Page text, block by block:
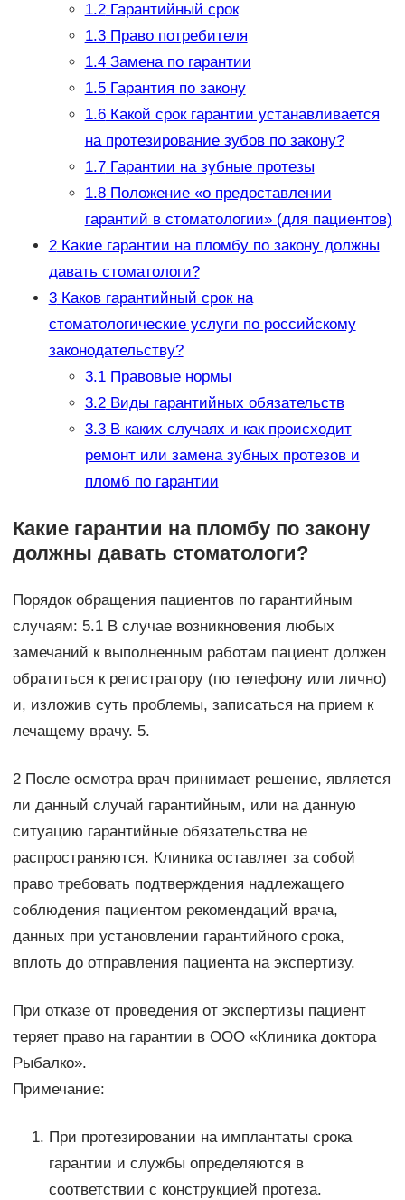
1.2Гарантийный срок
1.3Право потребителя
1.4Замена по гарантии
1.5Гарантия по закону
1.6Какой срок гарантии устанавливается
на протезирование зубов по закону?
1.7Гарантии на зубные протезы
1.8Положение «о предоставлении
гарантий в стоматологии» (для пациентов)
2Какие гарантии на пломбу по закону должны
давать стоматологи?
3Каков гарантийный срок на
стоматологические услуги по российскому
законодательству?
3.1Правовые нормы
3.2Виды гарантийных обязательств
3.3В каких случаях и как происходит
ремонт или замена зубных протезов и
пломб по гарантии
Какие гарантии на пломбу по закону
должны давать стоматологи?
Порядок обращения пациентов по гарантийным
случаям: 5.1 В случае возникновения любых
замечаний к выполненным работам пациент должен
обратиться к регистратору (по телефону или лично)
и, изложив суть проблемы, записаться на прием к
лечащему врачу. 5.
2 После осмотра врач принимает решение, является
ли данный случай гарантийным, или на данную
ситуацию гарантийные обязательства не
распространяются. Клиника оставляет за собой
право требовать подтверждения надлежащего
соблюдения пациентом рекомендаций врача,
данных при установлении гарантийного срока,
вплоть до отправления пациента на экспертизу.
При отказе от проведения от экспертизы пациент
теряет право на гарантии в ООО «Клиника доктора
Рыбалко».
Примечание:
При протезировании на имплантаты срока
гарантии и службы определяются в
соответствии с конструкцией протеза.